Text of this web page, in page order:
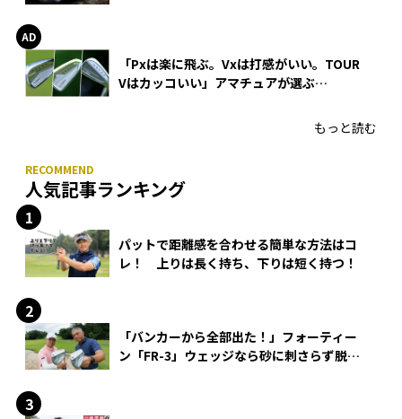
「Pxは楽に飛ぶ。Vxは打感がいい。TOUR
Vはカッコいい」アマチュアが選ぶ
もっと読む
人気記事ランキング
パットで距離感を合わせる簡単な方法はコ
レ！ 上りは長く持ち、下りは短く持つ！
「バンカーから全部出た！」フォーティー
ン「FR-3」ウェッジなら砂に刺さらず脱出